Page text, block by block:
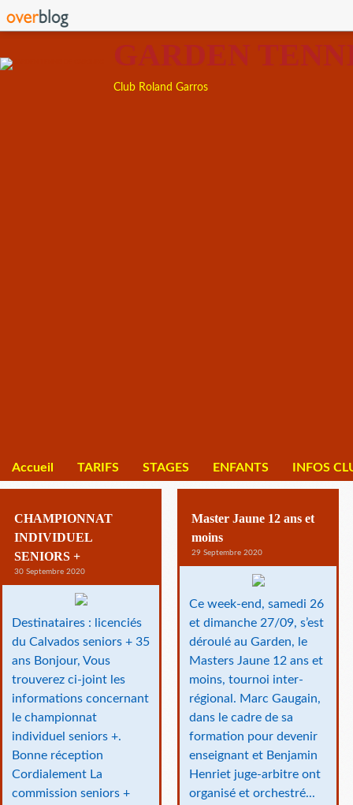
GARDEN
Club Roland Garros
Accueil TARIFS STAGES ENFANTS INFOS
CHAMPIONNAT
INDIVIDUEL
SENIORS +
30 Septembre 2020
Destinataires : licenciés
du Calvados seniors + 35
ans Bonjour, Vous
trouverez ci-joint les
informations concernant
le championnat
individuel seniors +.
Bonne réception
Cordialement La
commission seniors +
Master Jaune 12 ans et
moins
29 Septembre 2020
Ce week-end, samedi 26
et dimanche 27/09, s’est
déroulé au Garden, le
Masters Jaune 12 ans et
moins, tournoi inter-
régional. Marc Gaugain,
dans le cadre de sa
formation pour devenir
enseignant et Benjamin
Henriet juge-arbitre ont
organisé et orchestré...